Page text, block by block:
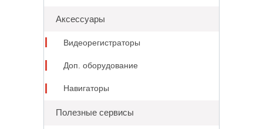
Аксессуары
Видеорегистраторы
Доп. оборудование
Навигаторы
Полезные сервисы